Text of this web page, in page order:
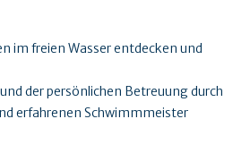
im freien Wasser entdecken und
der persönlichen Betreuung durch
erfahrenen Schwimmmeister